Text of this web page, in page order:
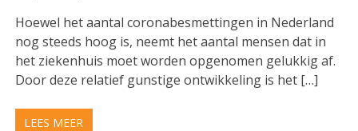
Hoewel het aantal coronabesmettingen in Nederland
nog steeds hoog is, neemt het aantal mensen dat in
het ziekenhuis moet worden opgenomen gelukkig af.
Door deze relatief gunstige ontwikkeling is het […]
LEES MEER